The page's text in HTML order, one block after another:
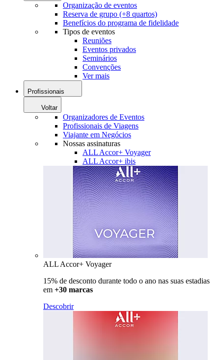
Organização de eventos
Reserva de grupo (+8 quartos)
Benefícios do programa de fidelidade
Tipos de eventos
Reuniões
Eventos privados
Seminários
Convenções
Ver mais
Profissionais
Voltar
Organizadores de Eventos
Profissionais de Viagens
Viajante em Negócios
Nossas assinaturas
ALL Accor+ Voyager
ALL Accor+ ibis
ALL Accor+ Voyager
15% de desconto durante todo o ano nas suas estadias
em +30 marcas
Descobrir